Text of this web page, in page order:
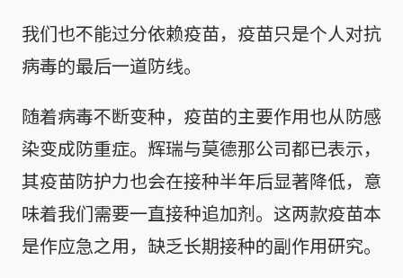
我们也不能过分依赖疫苗，疫苗只是个人对抗
病毒的最后一道防线。
随着病毒不断变种，疫苗的主要作用也从防感
染变成防重症。辉瑞与莫德那公司都已表示，
其疫苗防护力也会在接种半年后显著降低，意
味着我们需要一直接种追加剂。这两款疫苗本
是作应急之用，缺乏长期接种的副作用研究。